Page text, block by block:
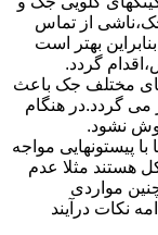
از تماس
بهتر است
گردد.
مختلف جک باعث
می گردد.در هنگام
نشود.
پیستونهایی مواجه
هستند مثلا عدم
مواردی
نکات درآیند